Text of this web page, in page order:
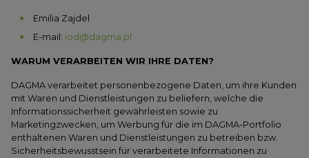
Emilia Zajdel
E-mail: iod@dagma.pl
WARUM VERARBEITEN WIR IHRE DATEN?
DAGMA verarbeitet personenbezogene Daten, um ihre Kunden
mit Waren und Dienstleistungen zu beliefern, welche die
Informationssicherheit gewährleisten sowie zu
Marketingzwecken, um Werbung für die im DAGMA-Portfolio
enthaltenen Waren und Dienstleistungen zu betreiben bzw.
Sicherheitsbewusstsein für verarbeitete Informationen zu